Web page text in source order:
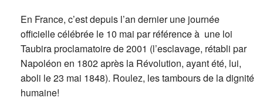
En France, c’est depuis l’an dernier une journée
officielle célébrée le 10 mai par référence à une loi
Taubira proclamatoire de 2001 (l’esclavage, rétabli par
Napoléon en 1802 après la Révolution, ayant été, lui,
aboli le 23 mai 1848). Roulez, les tambours de la dignité
humaine!